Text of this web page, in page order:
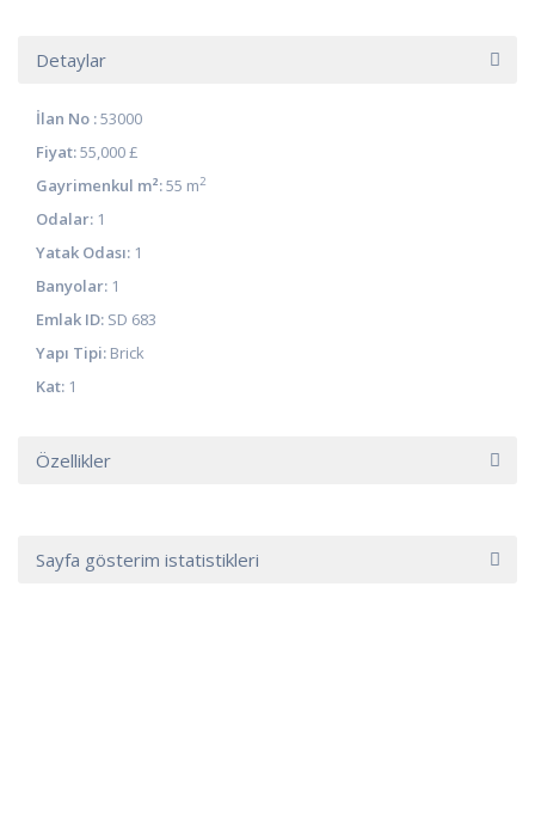
Detaylar
İlan No :53000
Fiyat:55,000 £
Gayrimenkul m²:55 m2
Odalar: 1
Yatak Odası: 1
Banyolar: 1
Emlak ID: SD 683
Yapı Tipi: Brick
Kat: 1
Özellikler
Sayfa gösterim istatistikleri